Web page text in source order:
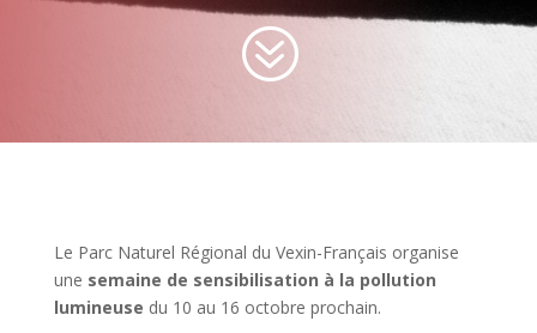
?
Le Parc Naturel Régional du Vexin-Français organise
une semaine de sensibilisation à la pollution
lumineuse du 10 au 16 octobre prochain.